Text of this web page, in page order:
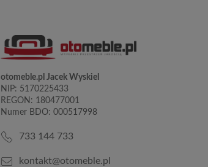
otomeble.pl Jacek Wyskiel
NIP: 5170225433
REGON: 180477001
Numer BDO: 000517998
733 144 733
kontakt@otomeble.pl